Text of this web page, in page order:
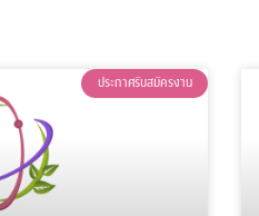
ประกาศรับสมัครงาน